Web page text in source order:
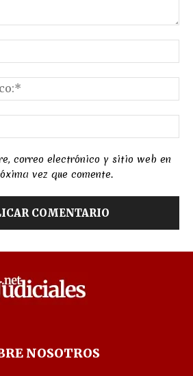
correo electrónico y sitio web en
vez que comente.
NOSOTROS